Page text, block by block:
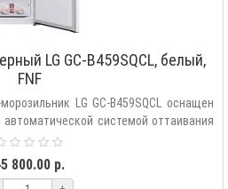
LG GC-B459SQCL, белый,
FNF
LG GC-B459SQCL оснащен
системой оттаивания
800.00 р.